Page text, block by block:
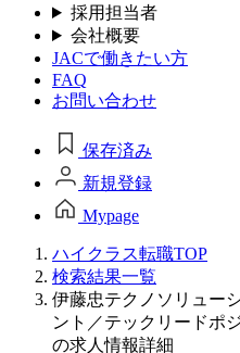
採用担当者
会社概要
JACで働きたい方
FAQ
お問い合わせ
保存済み
新規登録
Mypage
ハイクラス転職TOP
検索結果一覧
伊藤忠テクノソリュー
ント／テックリードポ
の求人情報詳細